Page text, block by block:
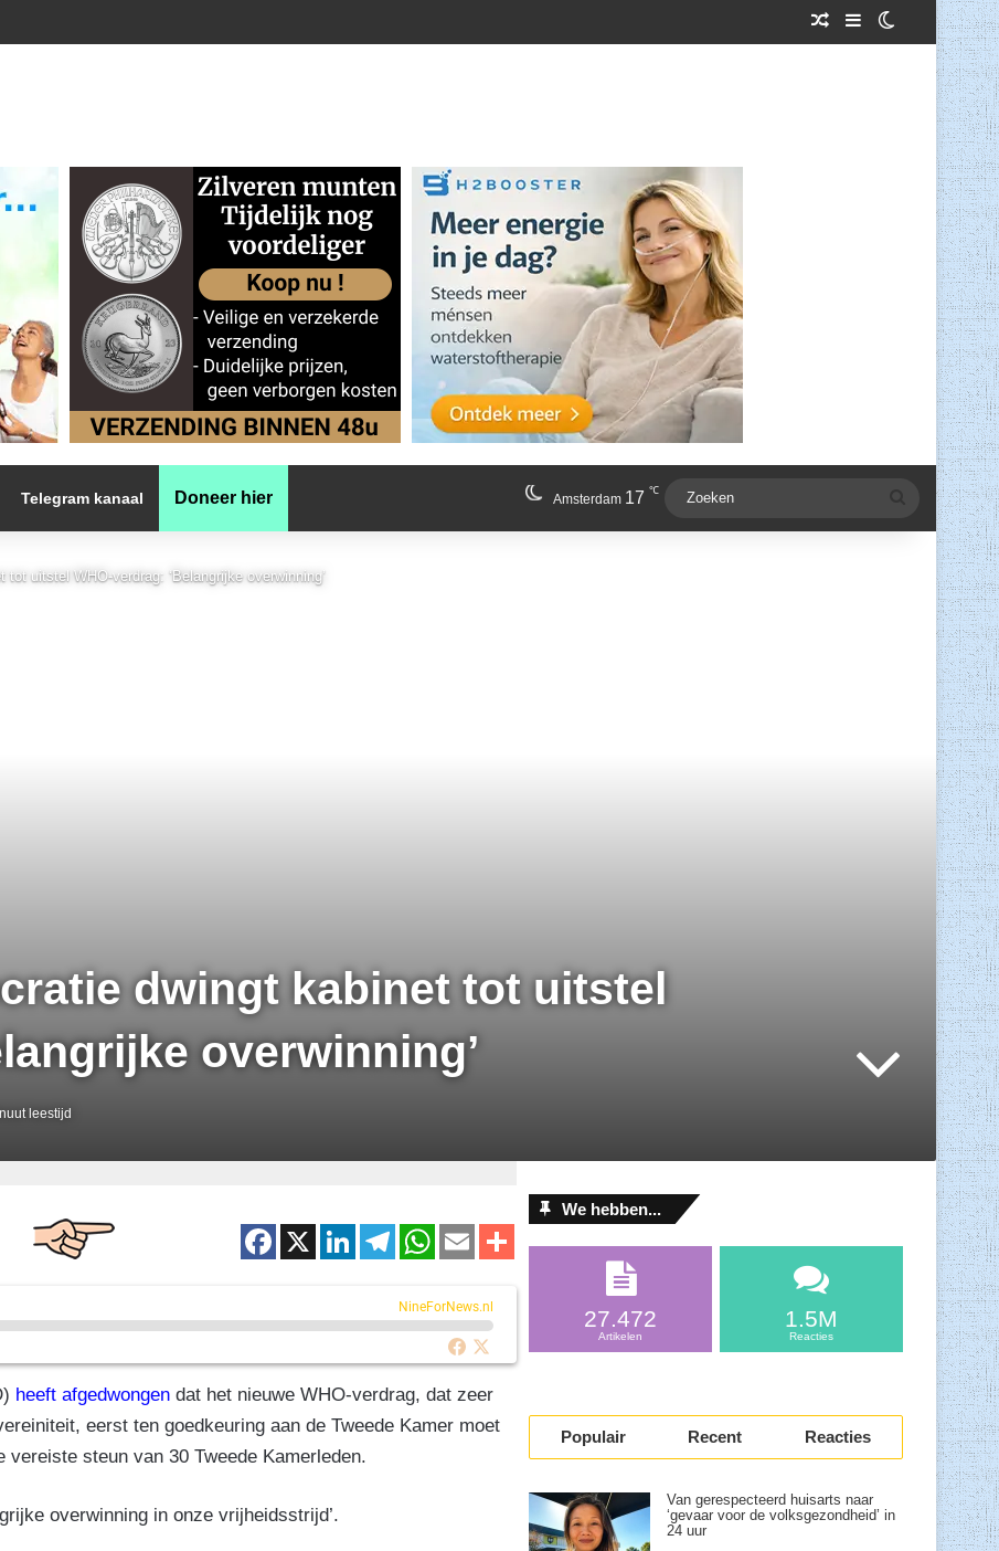
Willekeurig Artikel
SidebarSwitch skin
Telegram kanaal Doneer hier Amsterdam 17 ℃ Zoeken
uitstel WHO-verdrag: ‘Belangrijke overwinning’
dwingt kabinet tot uitstel
overwinning’
leestijd
F
c
b
o
o
X
Li
k
dI
n
T
e
a
m
W
at
s
A
p
E
ail
D
n
NineForNews.nl
heeft afgedwongen dat het nieuwe WHO-verdrag, dat zeer
eerst ten goedkeuring aan de Tweede Kamer moet
steun van 30 Tweede Kamerleden.
overwinning in onze vrijheidsstrijd’.
We hebben...
27.472
Artikelen
1.5M
Reacties
Populair Recent Reacties
Van gerespecteerd huisarts naar
‘gevaar voor de volksgezondheid’ in
24 uur